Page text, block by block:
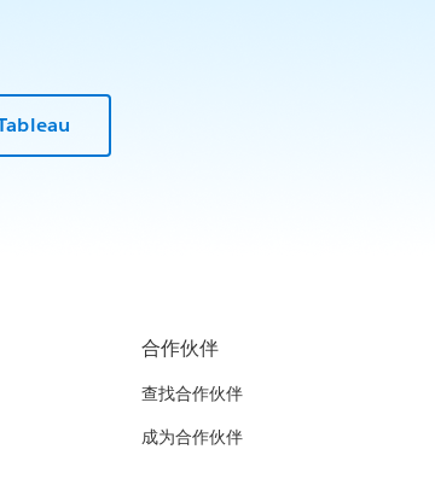
合作伙伴
查找合作伙伴
成为合作伙伴